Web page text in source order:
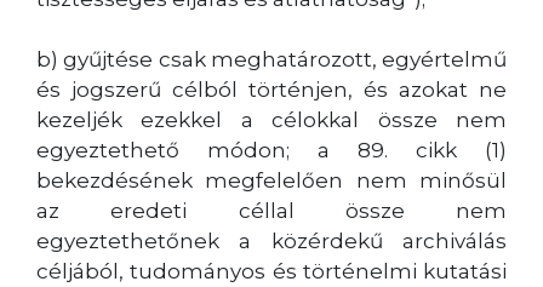
b) gyűjtése csak meghatározott, egyértelmű
és jogszerű célból történjen, és azokat ne
kezeljék ezekkel a célokkal össze nem
egyeztethető módon; a 89. cikk (1)
bekezdésének megfelelően nem minősül
az eredeti céllal össze nem
egyeztethetőnek a közérdekű archiválás
céljából, tudományos és történelmi kutatási